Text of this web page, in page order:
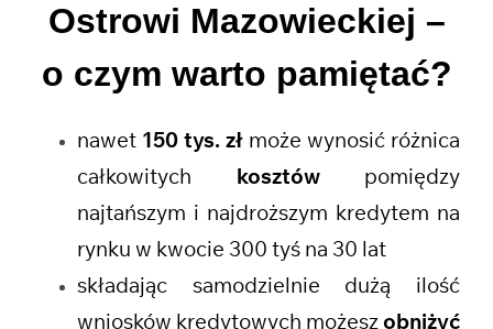
Ostrowi Mazowieckiej –
o czym warto pamiętać?
nawet 150 tys. zł może wynosić różnica
całkowitych kosztówpomiędzy
najtańszym i najdroższym kredytem na
rynku w kwocie 300 tyś na 30 lat
składając samodzielnie dużą ilość
wniosków kredytowych możesz obniżyć